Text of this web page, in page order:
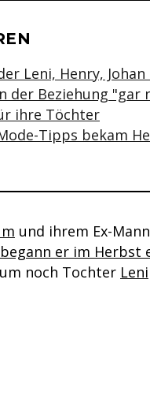
Leni, Henry, Johan
der Beziehung "gar
ihre Töchter
Tipps bekam
und ihrem Ex-
begann er im Herbst
noch Tochter Leni